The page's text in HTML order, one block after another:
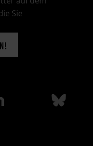
Sie